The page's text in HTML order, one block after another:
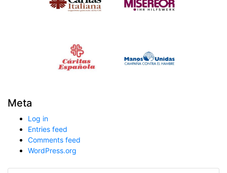
Meta
Log in
Entries feed
Comments feed
WordPress.org